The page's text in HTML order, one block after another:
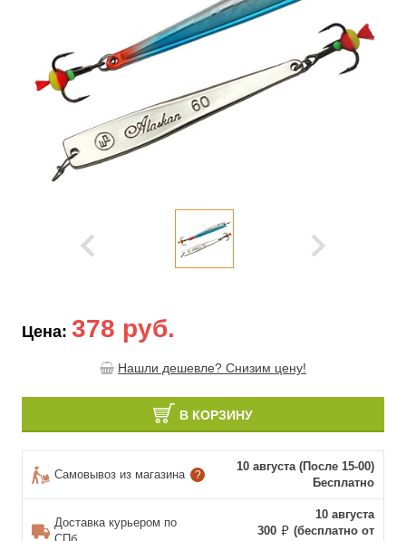
Цена: 378 руб.
Нашли дешевле? Снизим цену!
В КОРЗИНУ
Самовывоз из магазина ?
10 августа (После 15-00)
Бесплатно
Доставка курьером по
10 августа
300
(бесплатно от